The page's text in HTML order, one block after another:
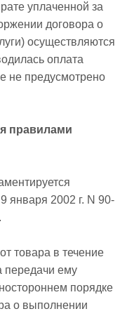
уплаченной за
договора о
осуществляются
оплата
не предусмотрено
правилами
января 2002 г. N 90-
товара в течение
передачи ему
порядке
о выполнении